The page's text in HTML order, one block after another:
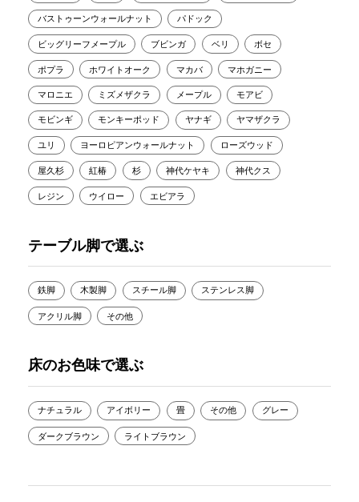
バストゥーンウォールナット パドック
ビッグリーフメープル ブビンガ ベリ ボセ
ポプラ ホワイトオーク マカバ マホガニー
マロニエ ミズメザクラ メープル モアビ
モビンギ モンキーポッド ヤナギ ヤマザクラ
ユリ ヨーロピアンウォールナット ローズウッド
屋久杉 紅椿 杉 神代ケヤキ 神代クス
レジン ウイロー エビアラ
テーブル脚で選ぶ
鉄脚 木製脚 スチール脚 ステンレス脚
アクリル脚 その他
床のお色味で選ぶ
ナチュラル アイボリー 畳 その他 グレー
ダークブラウン ライトブラウン